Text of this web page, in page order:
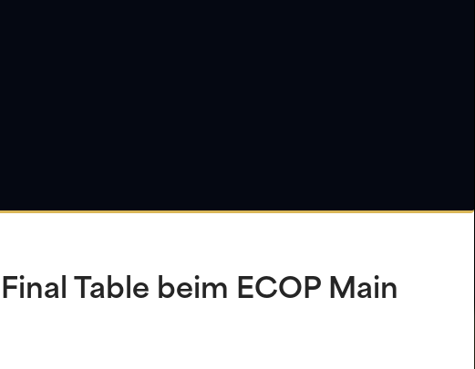
Table beim ECOP Main